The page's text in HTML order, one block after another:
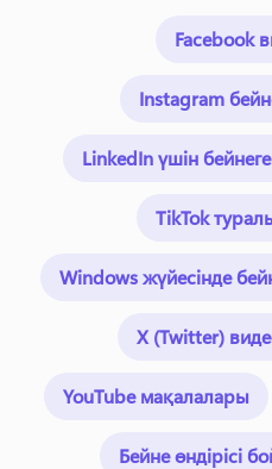
Facebook
Instagram
LinkedIn үшін
TikTok
Windows жүйесінде
X (Twitter)
YouTube мақалалары
Бейне өндірісі